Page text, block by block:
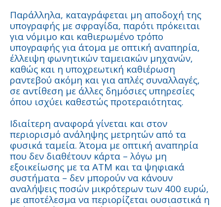
Παράλληλα, καταγράφεται μη αποδοχή της
υπογραφής με σφραγίδα, παρότι πρόκειται
για νόμιμο και καθιερωμένο τρόπο
υπογραφής για άτομα με οπτική αναπηρία,
έλλειψη φωνητικών ταμειακών μηχανών,
καθώς και η υποχρεωτική καθιέρωση
ραντεβού ακόμη και για απλές συναλλαγές,
σε αντίθεση με άλλες δημόσιες υπηρεσίες
όπου ισχύει καθεστώς προτεραιότητας.
Ιδιαίτερη αναφορά γίνεται και στον
περιορισμό ανάληψης μετρητών από τα
φυσικά ταμεία. Άτομα με οπτική αναπηρία
που δεν διαθέτουν κάρτα – λόγω μη
εξοικείωσης με τα ΑΤΜ και τα ψηφιακά
συστήματα – δεν μπορούν να κάνουν
αναλήψεις ποσών μικρότερων των 400 ευρώ,
με αποτέλεσμα να περιορίζεται ουσιαστικά η